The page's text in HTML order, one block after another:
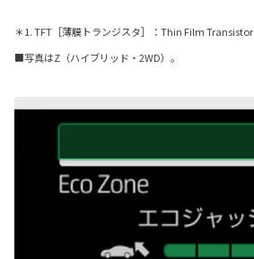
＊1. TFT［薄膜トランジスタ］：Thin Film Transistor
■写真はZ（ハイブリッド・2WD）。